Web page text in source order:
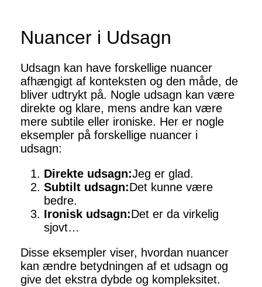
Nuancer i Udsagn
Udsagn kan have forskellige nuancer
afhængigt af konteksten og den måde, de
bliver udtrykt på. Nogle udsagn kan være
direkte og klare, mens andre kan være
mere subtile eller ironiske. Her er nogle
eksempler på forskellige nuancer i
udsagn:
Direkte udsagn:Jeg er glad.
Subtilt udsagn:Det kunne være
bedre.
Ironisk udsagn:Det er da virkelig
sjovt…
Disse eksempler viser, hvordan nuancer
kan ændre betydningen af et udsagn og
give det ekstra dybde og kompleksitet.